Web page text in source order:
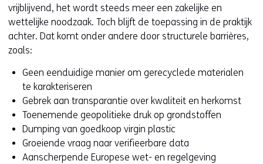
vrijblijvend, het wordt steeds meer een zakelijke en
wettelijke noodzaak. Toch blijft de toepassing in de praktijk
achter. Dat komt onder andere door structurele barrières,
zoals:
Geen eenduidige manier om gerecyclede materialen
te karakteriseren
Gebrek aan transparantie over kwaliteit en herkomst
Toenemende geopolitieke druk op grondstoffen
Dumping van goedkoop virgin plastic
Groeiende vraag naar verifieerbare data
Aanscherpende Europese wet- en regelgeving